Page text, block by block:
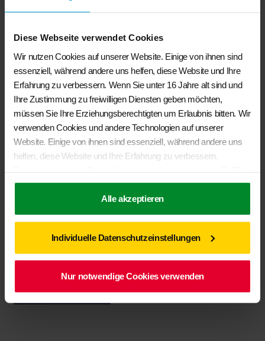
Diese Webseite verwendet Cookies
Wir nutzen Cookies auf unserer Website. Einige von ihnen sind
essenziell, während andere uns helfen, diese Website und Ihre
Erfahrung zu verbessern. Wenn Sie unter 16 Jahre alt sind und
Ihre Zustimmung zu freiwilligen Diensten geben möchten,
müssen Sie Ihre Erziehungsberechtigten um Erlaubnis bitten. Wir
verwenden Cookies und andere Technologien auf unserer
Website. Einige von ihnen sind essenziell, während andere uns
helfen, diese Website und Ihre Erfahrung zu verbessern.
Adressen), z. B. für personalisierte Anzeigen und Inhalte oder
Anzeigen- und Inhaltsmessung. Weitere Informationen über die
Verwendung Ihrer Daten finden Sie in unserer
Einstellungenwiderrufen oder anpassen.
Alle akzeptieren
Individuelle Datenschutzeinstellungen
Nur notwendige Cookies verwenden
Ähnliche Produkte
T6/ T5 California Modellen mit Campingvollausstattung
€62,50
In den Warenkorb